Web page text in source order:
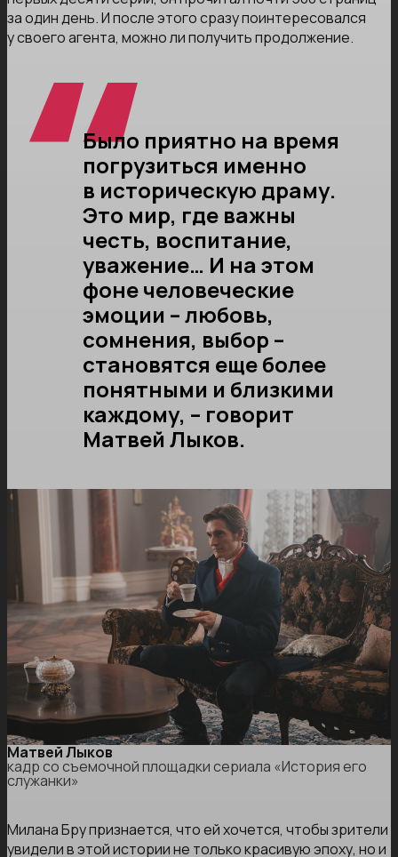
за один день. И после этого сразу поинтересовался
у своего агента, можно ли получить продолжение.
Было приятно на время
погрузиться именно
в историческую драму.
Это мир, где важны
честь, воспитание,
уважение… И на этом
фоне человеческие
эмоции – любовь,
сомнения, выбор –
становятся еще более
понятными и близкими
каждому, – говорит
Матвей Лыков.
Матвей Лыков
кадр со съемочной площадки сериала «История его
служанки»
Милана Бру признается, что ей хочется, чтобы зрители
увидели в этой истории не только красивую эпоху, но и